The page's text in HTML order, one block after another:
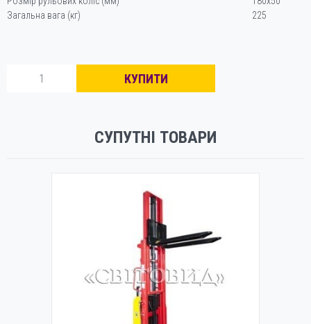
Загальна вага (кг)
225
штабелер
КУПИТИ
СУПУТНІ ТОВАРИ